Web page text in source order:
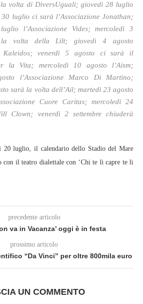
volta di DiversUguali; giovedì 28 luglio
luglio ci sarà l’Associazione Jonathan;
l’Associazione Vides; mercoledì 3
la volta della Lilt; giovedì 4 agosto
Kaleidos; venerdì 5 agosto ci sarà il
la Vita; mercoledì 10 agosto l’Aism;
l’Associazione Marco Di Martino;
sarà la volta dell’Ail; martedì 23 agosto
Cuore Caritas; mercoledì 24
Clown; venerdì 2 settembre chiuderà
20 luglio, il calendario dello Stadio del Mare
con il teatro dialettale con ‘Chi te li capre te li
precedente articolo
va in Vacanza’ oggi è in festa
prossimo articolo
“Da Vinci” per oltre 800mila euro
UN COMMENTO